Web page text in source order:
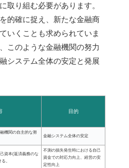
取り組む必要があります。
的確に捉え、新たな金融商
いくことも求められていま
このような金融機関の努力
システム全体の安定と発展
目的
機関の自主的な努
金融システム全体の安定
資本(返済義務のな
。
不測の損失発生時における自己
資金での対応力向上、経営の安
定性向上